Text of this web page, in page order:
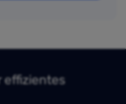
effizientes